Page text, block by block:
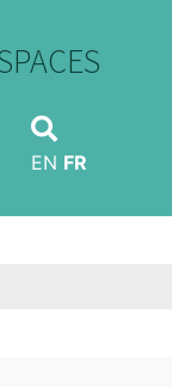
EN FR